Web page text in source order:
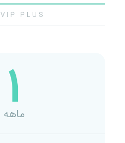
VIP PLUS
1
ماهه